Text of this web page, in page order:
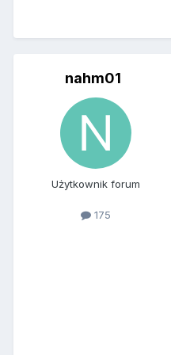
nahm01
Użytkownik forum
175